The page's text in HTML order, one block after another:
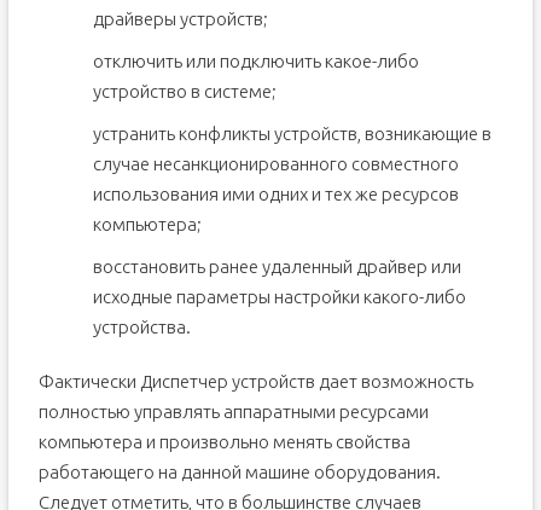
драйверы устройств;
отключить или подключить какое-либо
устройство в системе;
устранить конфликты устройств, возникающие в
случае несанкционированного совместного
использования ими одних и тех же ресурсов
компьютера;
восстановить ранее удаленный драйвер или
исходные параметры настройки какого-либо
устройства.
Фактически Диспетчер устройств дает возможность
полностью управлять аппаратными ресурсами
компьютера и произвольно менять свойства
работающего на данной машине оборудования.
Следует отметить, что в большинстве случаев